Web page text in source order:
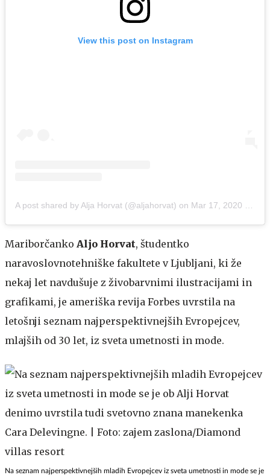
View this post on Instagram
A post shared by Alja Horvat (@aljahorvat) on Mar 17, 2020 at 1:04am PDT
Mariborčanko Aljo Horvat, študentko
naravoslovnotehniške fakultete v Ljubljani, ki že
nekaj let navdušuje z živobarvnimi ilustracijami in
grafikami, je ameriška revija Forbes uvrstila na
letošnji seznam najperspektivnejših Evropejcev,
mlajših od 30 let, iz sveta umetnosti in mode.
Na seznam najperspektivnejših mladih Evropejcev iz sveta umetnosti in mode se je